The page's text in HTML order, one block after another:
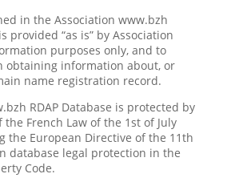
in the Association www.bzh
provided “as is” by Association
purposes only, and to
obtaining information about, or
name registration record.
RDAP Database is protected by
French Law of the 1st of July
the European Directive of the 11th
database legal protection in the
Code.